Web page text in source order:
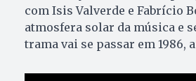
com Isis Valverde e Fabrício
atmosfera solar da música e
trama vai se passar em 1986,